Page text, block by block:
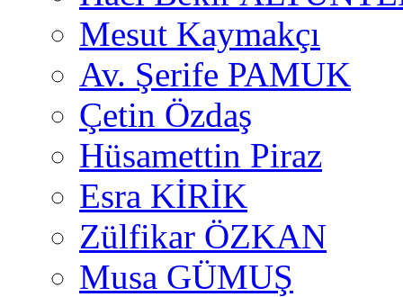
Mesut Kaymakçı
Av. Şerife PAMUK
Çetin Özdaş
Hüsamettin Piraz
Esra KİRİK
Zülfikar ÖZKAN
Musa GÜMUŞ